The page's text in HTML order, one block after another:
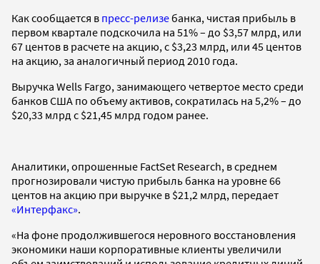
Как сообщается в пресс-релизебанка, чистая прибыль в
первом квартале подскочила на 51% – до $3,57 млрд, или
67 центов в расчете на акцию, с $3,23 млрд, или 45 центов
на акцию, за аналогичный период 2010 года.
Выручка Wells Fargo, занимающего четвертое место среди
банков США по объему активов, сократилась на 5,2% – до
$20,33 млрд с $21,45 млрд годом ранее.
Аналитики, опрошенные FactSet Research, в среднем
прогнозировали чистую прибыль банка на уровне 66
центов на акцию при выручке в $21,2 млрд, передает
«Интерфакс».
«На фоне продолжившегося неровного восстановления
экономики наши корпоративные клиенты увеличили